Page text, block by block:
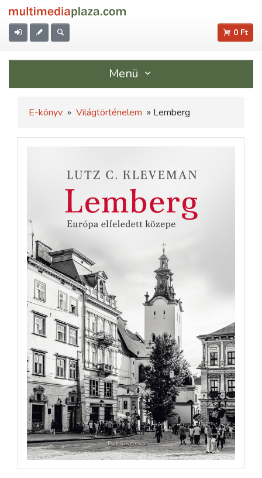
0 Ft
Menü
E-könyv » Világtörténelem » Lemberg